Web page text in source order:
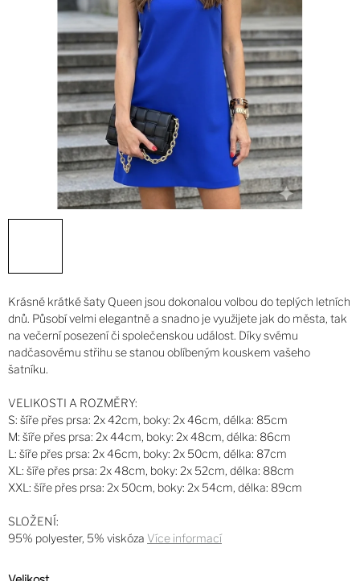
Krásné krátké šaty Queen jsou dokonalou volbou do teplých letních
dnů. Působí velmi elegantně a snadno je využijete jak do města, tak
na večerní posezení či společenskou událost. Díky svému
nadčasovému střihu se stanou oblíbeným kouskem vašeho
šatníku.
VELIKOSTI A ROZMĚRY:
S: šíře přes prsa: 2x 42cm, boky: 2x 46cm, délka: 85cm
M: šíře přes prsa: 2x 44cm, boky: 2x 48cm, délka: 86cm
L: šíře přes prsa: 2x 46cm, boky: 2x 50cm, délka: 87cm
XL: šíře přes prsa: 2x 48cm, boky: 2x 52cm, délka: 88cm
XXL: šíře přes prsa: 2x 50cm, boky: 2x 54cm, délka: 89cm
SLOŽENÍ:
95% polyester, 5% viskóza Více informací